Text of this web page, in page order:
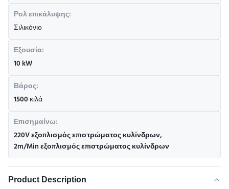
Ρολ επικάλυψης:
Σιλικόνιο
Εξουσία:
10 kW
Βάρος:
1500 κιλά
Επισημαίνω:
220V εξοπλισμός επιστρώματος κυλίνδρων,
2m/Min εξοπλισμός επιστρώματος κυλίνδρων
Product Description